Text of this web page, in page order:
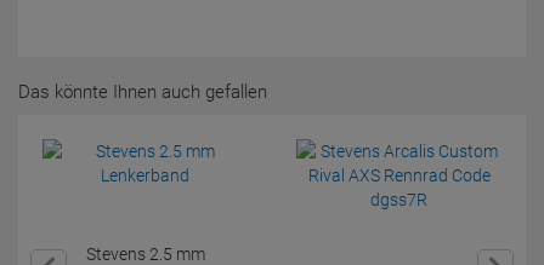
Das könnte Ihnen auch gefallen
Stevens 2.5 mm